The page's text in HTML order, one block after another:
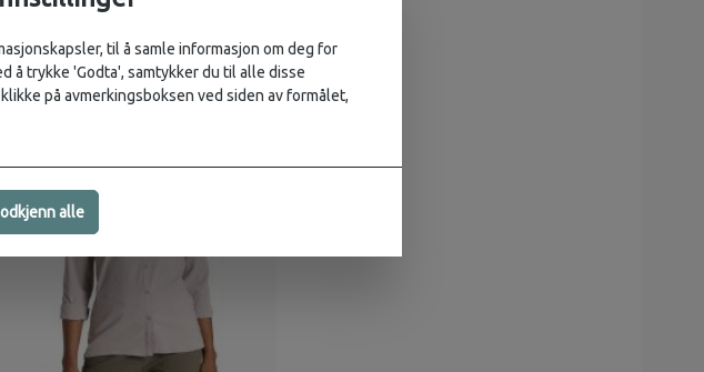
mygg
til å samle informasjon om deg for
å trykke 'Godta', samtykker du til alle disse
på avmerkingsboksen ved siden av formålet,
alle